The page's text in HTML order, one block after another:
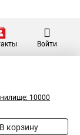
Войти
10000
В корзину